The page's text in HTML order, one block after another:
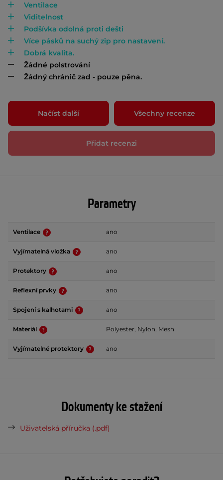
Ventilace
Viditelnost
Podšívka odolná proti dešti
Více pásků na suchý zip pro nastavení.
Dobrá kvalita.
Žádné polstrování
Žádný chránič zad - pouze pěna.
Načíst další Všechny recenze
Přidat recenzi
Parametry
Ventilace ano
Vyjímatelná vložka ano
Protektory ano
Reflexní prvky ano
Spojení s kalhotami ano
Materiál Polyester, Nylon, Mesh
Vyjímatelné protektory ano
Dokumenty ke stažení
Uživatelská příručka (.pdf)